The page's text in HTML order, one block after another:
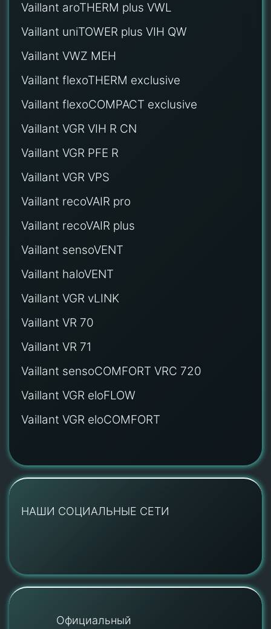
Vaillant aroTHERM plus VWL
Vaillant uniTOWER plus VIH QW
Vaillant VWZ MEH
Vaillant flexoTHERM exclusive
Vaillant flexoCOMPACT exclusive
Vaillant VGR VIH R CN
Vaillant VGR PFE R
Vaillant VGR VPS
Vaillant recoVAIR pro
Vaillant recoVAIR plus
Vaillant sensoVENT
Vaillant haloVENT
Vaillant VGR vLINK
Vaillant VR 70
Vaillant VR 71
Vaillant sensoCOMFORT VRC 720
Vaillant VGR eloFLOW
Vaillant VGR eloCOMFORT
НАШИ СОЦИАЛЬНЫЕ СЕТИ
Официальный